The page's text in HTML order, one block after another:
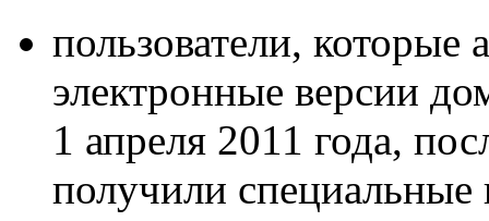
пользователи, которые
электронные версии
1 апреля 2011 года,
получили